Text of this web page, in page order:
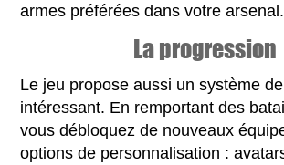
armes préférées dans votre arsenal.
La progression
Le jeu propose aussi un système
intéressant. En remportant des
vous débloquez de nouveaux
options de personnalisation :